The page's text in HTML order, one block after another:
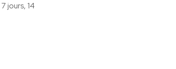
jours, 14